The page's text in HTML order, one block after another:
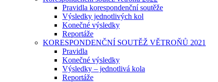
Pravidla korespondenční soutěže
Výsledky jednotlivých kol
Konečné výsledky
Reportáže
KORESPONDENČNÍ SOUTĚŽ VĚTROŇŮ 2021
Pravidla
Konečné výsledky
Výsledky – jednotlivá kola
Reportáže